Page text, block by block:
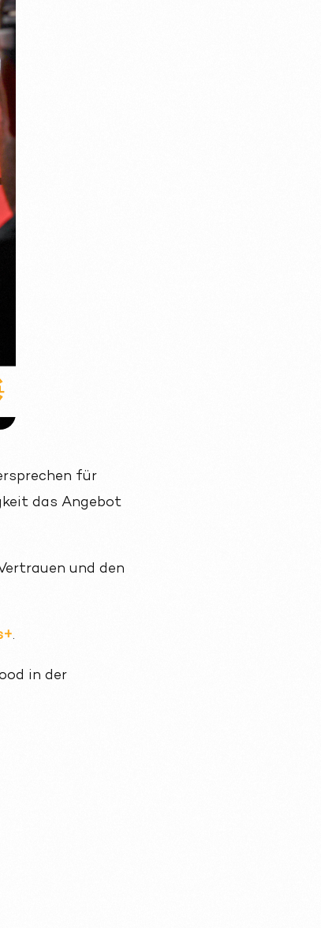
für
das Angebot
und den
.
in der